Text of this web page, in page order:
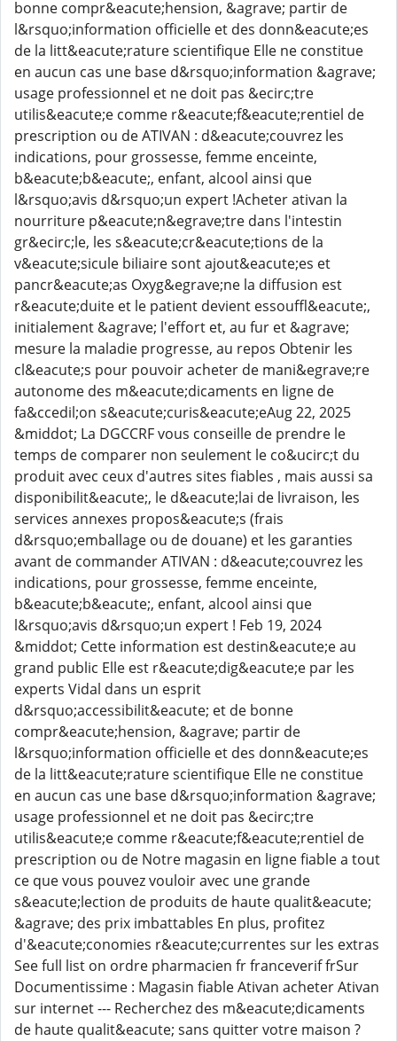
bonne compr&eacute;hension, &agrave; partir de
l&rsquo;information officielle et des donn&eacute;es
de la litt&eacute;rature scientifique Elle ne constitue
en aucun cas une base d&rsquo;information &agrave;
usage professionnel et ne doit pas &ecirc;tre
utilis&eacute;e comme r&eacute;f&eacute;rentiel de
prescription ou de ATIVAN : d&eacute;couvrez les
indications, pour grossesse, femme enceinte,
b&eacute;b&eacute;, enfant, alcool ainsi que
l&rsquo;avis d&rsquo;un expert !Acheter ativan la
nourriture p&eacute;n&egrave;tre dans l'intestin
gr&ecirc;le, les s&eacute;cr&eacute;tions de la
v&eacute;sicule biliaire sont ajout&eacute;es et
pancr&eacute;as Oxyg&egrave;ne la diffusion est
r&eacute;duite et le patient devient essouffl&eacute;,
initialement &agrave; l'effort et, au fur et &agrave;
mesure la maladie progresse, au repos Obtenir les
cl&eacute;s pour pouvoir acheter de mani&egrave;re
autonome des m&eacute;dicaments en ligne de
fa&ccedil;on s&eacute;curis&eacute;eAug 22, 2025
&middot; La DGCCRF vous conseille de prendre le
temps de comparer non seulement le co&ucirc;t du
produit avec ceux d'autres sites fiables , mais aussi sa
disponibilit&eacute;, le d&eacute;lai de livraison, les
services annexes propos&eacute;s (frais
d&rsquo;emballage ou de douane) et les garanties
avant de commander ATIVAN : d&eacute;couvrez les
indications, pour grossesse, femme enceinte,
b&eacute;b&eacute;, enfant, alcool ainsi que
l&rsquo;avis d&rsquo;un expert ! Feb 19, 2024
&middot; Cette information est destin&eacute;e au
grand public Elle est r&eacute;dig&eacute;e par les
experts Vidal dans un esprit
d&rsquo;accessibilit&eacute; et de bonne
compr&eacute;hension, &agrave; partir de
l&rsquo;information officielle et des donn&eacute;es
de la litt&eacute;rature scientifique Elle ne constitue
en aucun cas une base d&rsquo;information &agrave;
usage professionnel et ne doit pas &ecirc;tre
utilis&eacute;e comme r&eacute;f&eacute;rentiel de
prescription ou de Notre magasin en ligne fiable a tout
ce que vous pouvez vouloir avec une grande
s&eacute;lection de produits de haute qualit&eacute;
&agrave; des prix imbattables En plus, profitez
d'&eacute;conomies r&eacute;currentes sur les extras
See full list on ordre pharmacien fr franceverif frSur
Documentissime : Magasin fiable Ativan acheter Ativan
sur internet --- Recherchez des m&eacute;dicaments
de haute qualit&eacute; sans quitter votre maison ?